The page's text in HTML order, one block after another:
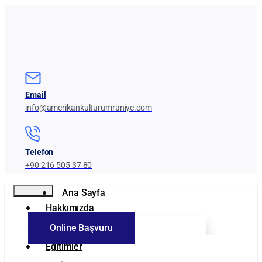
Email
info@amerikankulturumraniye.com
Telefon
+90 216 505 37 80
Ana Sayfa
Hakkımızda
Kurumumuz
Eğitimler
Online Başvuru